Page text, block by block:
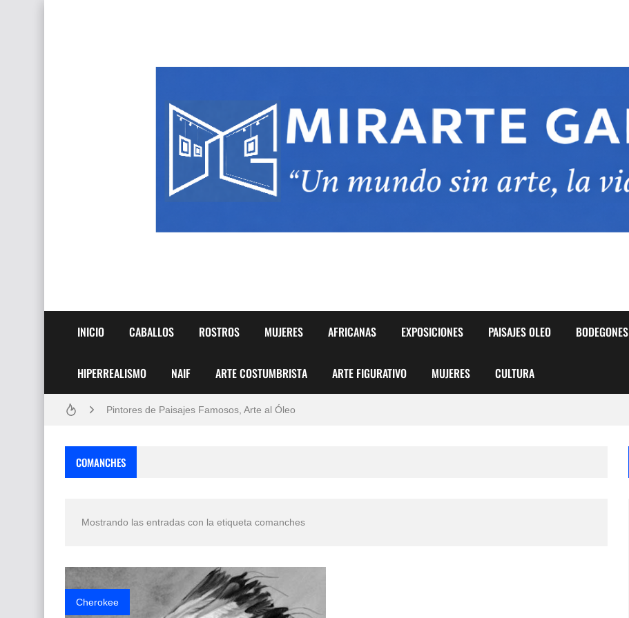
INICIO CABALLOS ROSTROS MUJERES AFRICANAS EXPOSICIONES PAISAJES OLEO BODEGONES
HIPERREALISMO NAIF ARTE COSTUMBRISTA ARTE FIGURATIVO MUJERES CULTURA
Frutas y Flores Para Colorear Imágenes
Pintores de Paisajes Famosos, Arte al Óleo
Rostros Bellos, La Perfección del Dibujo A Lápiz, Biryulina Vita
Fotos Artísticas de las Actrices de Hollywood Más Bellas del Mundo
COMANCHES
Mostrando las entradas con la etiqueta comanches
Cherokee